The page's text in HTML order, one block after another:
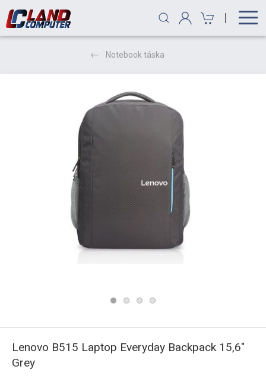
|
Notebook táska
Lenovo B515 Laptop Everyday Backpack 15,6"
Grey